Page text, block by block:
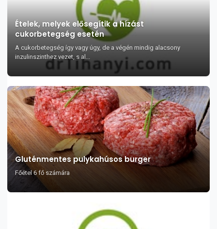
Ételek, melyek elősegítik a hízást
cukorbetegség esetén
A cukorbetegség így vagy úgy, de a végén mindig alacsony
inzulinszinthez vezet, s al...
Gluténmentes pulykahúsos burger
Főétel 6 fő számára